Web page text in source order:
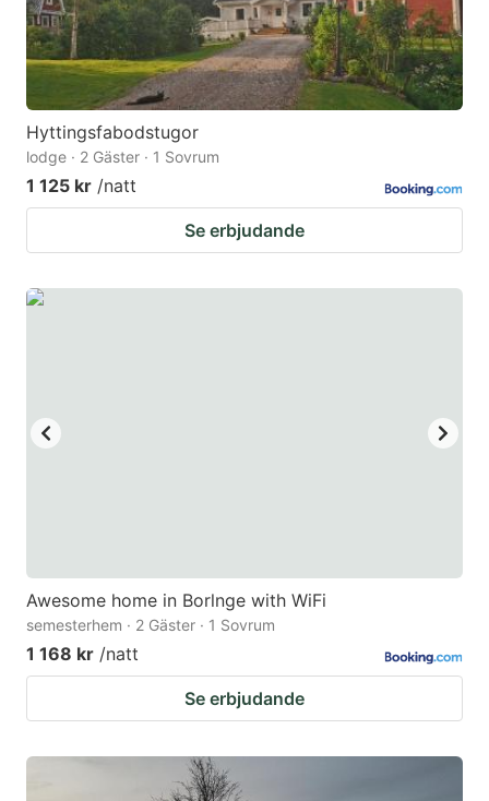
Hyttingsfabodstugor
lodge · 2 Gäster · 1 Sovrum
1 125 kr /natt
Se erbjudande
Awesome home in Borlnge with WiFi
semesterhem · 2 Gäster · 1 Sovrum
1 168 kr /natt
Se erbjudande